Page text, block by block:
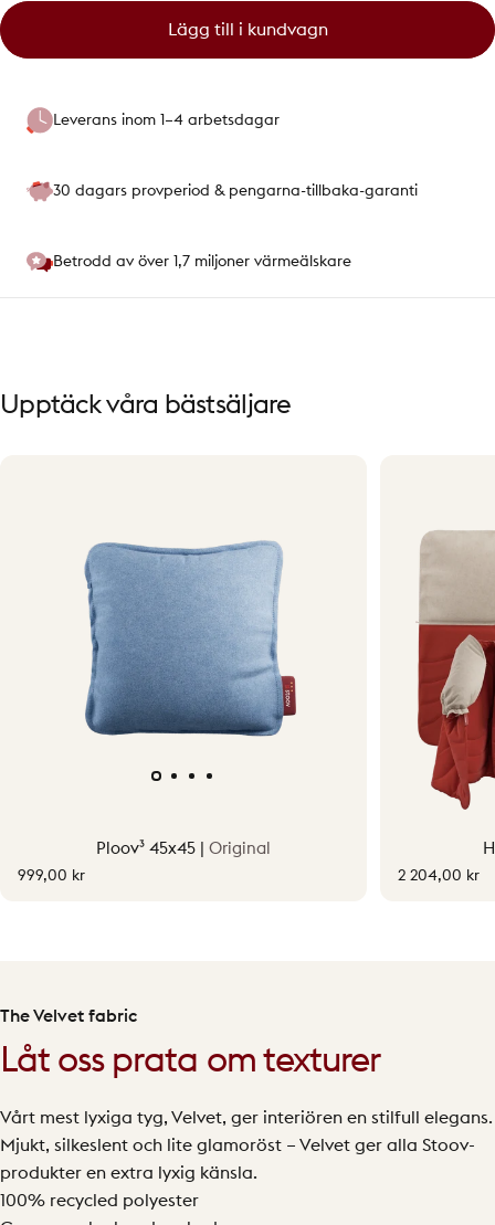
Lägg till i kundvagn
Leverans inom 1–4 arbetsdagar
30 dagars provperiod & pengarna-tillbaka-garanti
Betrodd av över 1,7 miljoner värmeälskare
Upptäck våra bästsäljare
Ploov³ 45x45 | Original
999,00 kr 2 204,00 kr
The Velvet fabric
Låt oss prata om texturer
Vårt mest lyxiga tyg, Velvet, ger interiören en stilfull elegans.
Mjukt, silkeslent och lite glamoröst – Velvet ger alla Stoov-
produkter en extra lyxig känsla.
100% recycled polyester